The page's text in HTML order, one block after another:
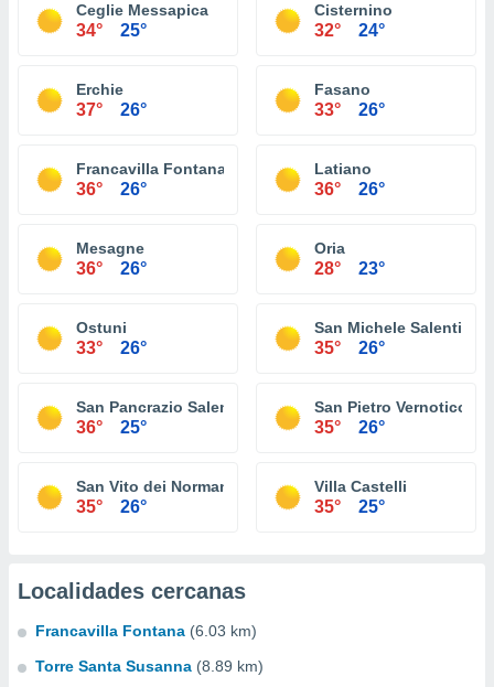
Ceglie Messapica
34° 25°
Cisternino
32° 24°
Erchie
37° 26°
Fasano
33° 26°
Francavilla Fontana
36° 26°
Latiano
36° 26°
Mesagne
36° 26°
Oria
28° 23°
Ostuni
33° 26°
San Michele Salentino
35° 26°
San Pancrazio Salentino
36° 25°
San Pietro Vernotico
35° 26°
San Vito dei Normanni
35° 26°
Villa Castelli
35° 25°
Localidades cercanas
Francavilla Fontana (6.03 km)
Torre Santa Susanna (8.89 km)